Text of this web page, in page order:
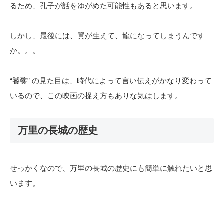
るため、孔子が話をゆがめた可能性もあると思います。
しかし、最後には、翼が生えて、龍になってしまうんです
か。。。
“饕餮” の見た目は、時代によって言い伝えがかなり変わって
いるので、この映画の捉え方もありな気はします。
万里の長城の歴史
せっかくなので、万里の長城の歴史にも簡単に触れたいと思
います。